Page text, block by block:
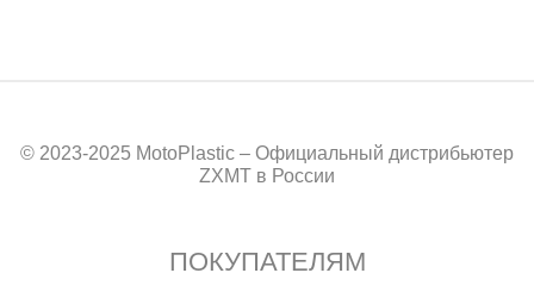
© 2023-2025 MotoPlastic – Официальный дистрибьютер
ZXMT в России
ПОКУПАТЕЛЯМ